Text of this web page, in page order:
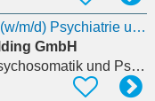
Facharzt oder Oberarzt (w/m/d) Psychiatrie und Psychotherapie und/oder Psychosomatische Medizin und
GmbH
Oberarzt Psychiatrie, Psychosomatik und Psychotherapie